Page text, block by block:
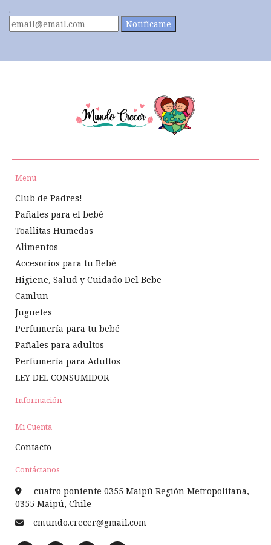
.
Notifícame
Menú
Club de Padres!
Pañales para el bebé
Toallitas Humedas
Alimentos
Accesorios para tu Bebé
Higiene, Salud y Cuidado Del Bebe
Camlun
Juguetes
Perfumería para tu bebé
Pañales para adultos
Perfumería para Adultos
LEY DEL CONSUMIDOR
Información
Mi Cuenta
Contacto
Contáctanos
cuatro poniente 0355 Maipú Región Metropolitana,
0355 Maipú, Chile
cmundo.crecer@gmail.com